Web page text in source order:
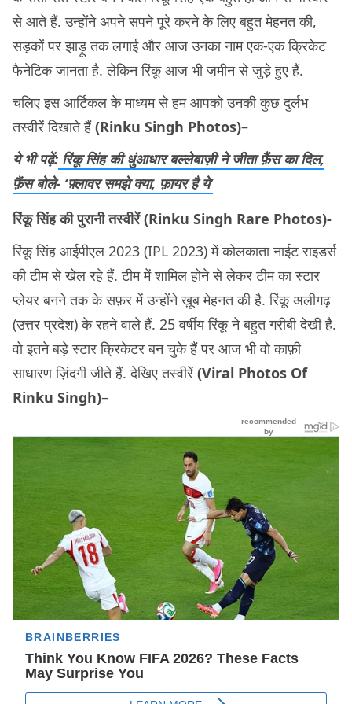
से आते हैं. उन्होंने अपने सपने पूरे करने के लिए बहुत मेहनत की,
सड़कों पर झाड़ू तक लगाई और आज उनका नाम एक-एक क्रिकेट
फैनेटिक जानता है. लेकिन रिंकू आज भी ज़मीन से जुड़े हुए हैं.
चलिए इस आर्टिकल के माध्यम से हम आपको उनकी कुछ दुर्लभ
तस्वीरें दिखाते हैं(Rinku Singh Photos)–
ये भी पढ़ें: रिंकू सिंह की धुंआधार बल्लेबाज़ी ने जीता फ़ैंस का दिल,
फ़ैंस बोले- ‘फ़्लावर समझे क्या, फ़ायर है ये’
रिंकू सिंह की पुरानी तस्वीरें (Rinku Singh Rare Photos)-
रिंकू सिंह आईपीएल 2023 (IPL 2023) में कोलकाता नाईट राइडर्स
की टीम से खेल रहे हैं. टीम में शामिल होने से लेकर टीम का स्टार
प्लेयर बनने तक के सफ़र में उन्होंने ख़ूब मेहनत की है. रिंकू अलीगढ़
(उत्तर प्रदेश) के रहने वाले हैं. 25 वर्षीय रिंकू ने बहुत गरीबी देखी है.
वो इतने बड़े स्टार क्रिकेटर बन चुके हैं पर आज भी वो काफ़ी
साधारण ज़िंदगी जीते हैं. देखिए तस्वीरें (Viral Photos Of
Rinku Singh)–